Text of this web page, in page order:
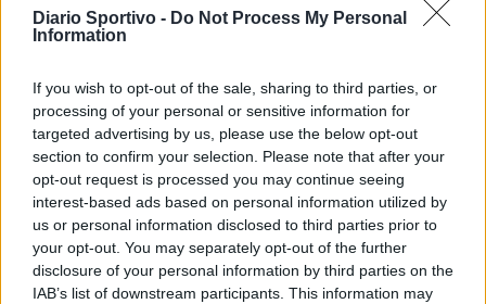
Diario Sportivo - Do Not Process My Personal
Information
If you wish to opt-out of the sale, sharing to third parties, or
processing of your personal or sensitive information for
targeted advertising by us, please use the below opt-out
section to confirm your selection. Please note that after your
opt-out request is processed you may continue seeing
interest-based ads based on personal information utilized by
us or personal information disclosed to third parties prior to
your opt-out. You may separately opt-out of the further
disclosure of your personal information by third parties on the
IAB’s list of downstream participants. This information may
L'Iglesias si rinforza con Papa Seck e
Colpo del Tortolì: arriva il centrocampista
figlio d'arte Bruno Conti
1 Ago 2026
La Villacidrese torna in Eccellenza,
l'Antiochense va in Promozione, Golfo
Aranci e La Salle salgono in Prima
31 Lug 2026